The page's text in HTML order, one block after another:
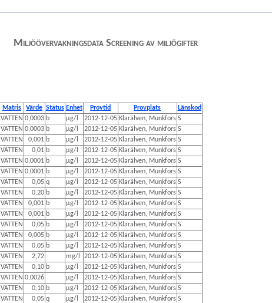
Miljöövervakningsdata Screening av miljögifter
Matris Värde Status Enhet Provtid Provplats
Länskod
VATTEN 0,0003 b µg/l 2012-12-05 Klarälven, Munkfors S
VATTEN 0,0003 b µg/l 2012-12-05 Klarälven, Munkfors S
VATTEN 0,001 b µg/l 2012-12-05 Klarälven, Munkfors S
VATTEN 0,01 b µg/l 2012-12-05 Klarälven, Munkfors S
VATTEN 0,0001 b µg/l 2012-12-05 Klarälven, Munkfors S
VATTEN 0,0001 b µg/l 2012-12-05 Klarälven, Munkfors S
VATTEN 0,05 q µg/l 2012-12-05 Klarälven, Munkfors S
VATTEN 0,20 b µg/l 2012-12-05 Klarälven, Munkfors S
VATTEN 0,001 b µg/l 2012-12-05 Klarälven, Munkfors S
VATTEN 0,001 b µg/l 2012-12-05 Klarälven, Munkfors S
VATTEN 0,05 b µg/l 2012-12-05 Klarälven, Munkfors S
VATTEN 0,005 b µg/l 2012-12-05 Klarälven, Munkfors S
VATTEN 0,05 b µg/l 2012-12-05 Klarälven, Munkfors S
VATTEN 2,72 mg/l 2012-12-05 Klarälven, Munkfors S
VATTEN 0,10 b µg/l 2012-12-05 Klarälven, Munkfors S
VATTEN 0,0026 µg/l 2012-12-05 Klarälven, Munkfors S
VATTEN 0,10 b µg/l 2012-12-05 Klarälven, Munkfors S
VATTEN 0,05 q µg/l 2012-12-05 Klarälven, Munkfors S